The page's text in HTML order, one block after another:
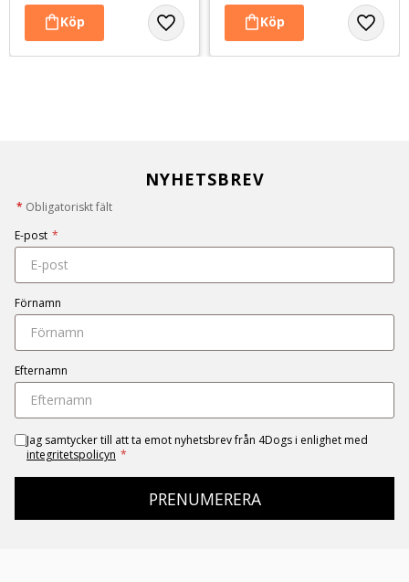
NYHETSBREV
* Obligatoriskt fält
E-post *
Förnamn
Efternamn
Jag samtycker till att ta emot nyhetsbrev från 4Dogs i enlighet med
integritetspolicyn *
PRENUMERERA